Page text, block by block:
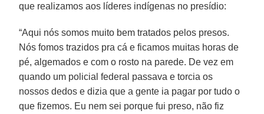
que realizamos aos líderes indígenas no presídio:
“Aqui nós somos muito bem tratados pelos presos.
Nós fomos trazidos pra cá e ficamos muitas horas de
pé, algemados e com o rosto na parede. De vez em
quando um policial federal passava e torcia os
nossos dedos e dizia que a gente ia pagar por tudo o
que fizemos. Eu nem sei porque fui preso, não fiz